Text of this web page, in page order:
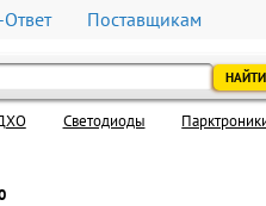
Поставщикам
Светодиоды